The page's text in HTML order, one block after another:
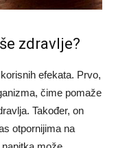
zdravlje?
efekata. Prvo,
čime pomaže
Također, on
otpornijima na